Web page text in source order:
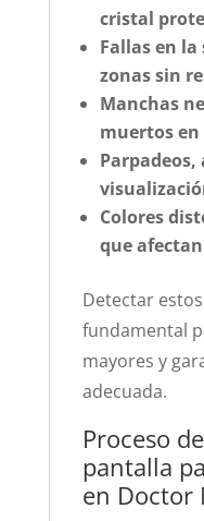
cristal
Fallas en
zonas sin
Manchas
muertos
Parpadeos,
Colores
que
Detectar
fundamental
mayores y
adecuada.
Proceso
pantalla
en Doctor